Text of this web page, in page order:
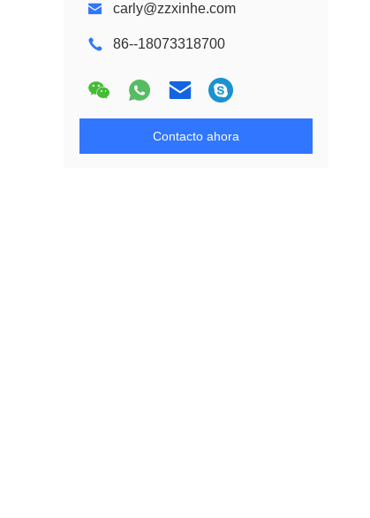
carly@zzxinhe.com
86--18073318700
Contacto ahora